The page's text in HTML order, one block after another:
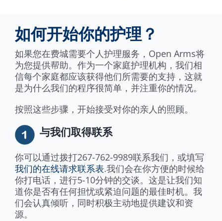
如何开始你的护理？
如果您在费城需要个人护理服务，Open Arms将
为您提供帮助。作为一个家庭护理机构，我们相
信每个家庭都应该获得他们所需要的支持，这就
是为什么我们的程序很简单，并注重你的情况。
按照这些步骤，开始接受对你的亲人的照顾。
与我们取得联系
你可以通过拨打267-762-9989联系我们，或填写
我们的在线请求联系表.我们会在你方便的时候给
你打电话，进行5-10分钟的交谈。这是让我们知
道你是否有任何担忧或紧迫问题的最佳时机。我
们会认真倾听，同时积极主动地提供建议和资
源。